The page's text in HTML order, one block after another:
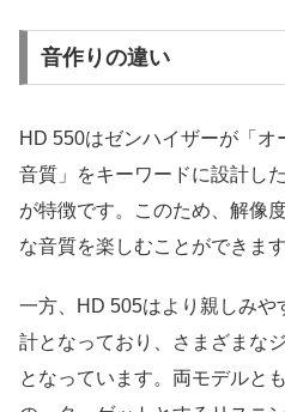
音作りの違い
HD 550はゼンハイザーが「
音質」をキーワードに設計し
が特徴です。このため、解像
な音質を楽しむことができます
一方、HD 505はより親しみや
計となっており、さまざまな
となっています。両モデルと